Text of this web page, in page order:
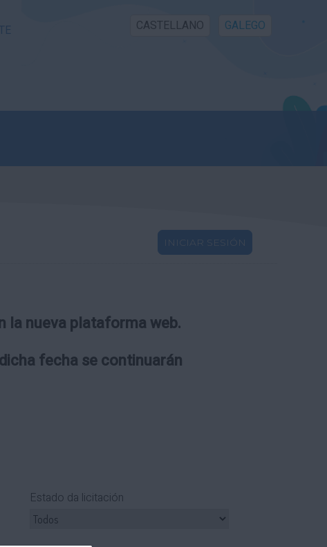
CASTELLANO GALEGO
INICIAR SESIÓN
la nueva plataforma web.
fecha se continuarán
Estado da licitación